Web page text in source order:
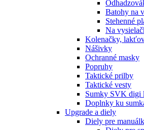
Batohy na
Stehenné
Na
Kolenačky,
Nášivky
Ochranné masky
Popruhy
Taktické prilby
Taktické vesty
Sumky SVK digi
Doplnky ku
Upgrade a diely
Diely pre